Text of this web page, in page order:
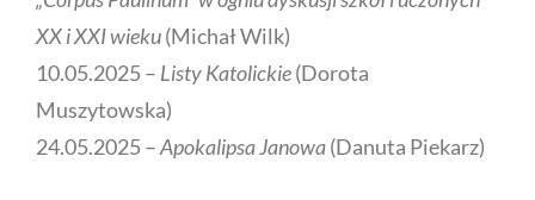
XX i XXI wieku(Michał Wilk)
10.05.2025 – Listy Katolickie(Dorota
Muszytowska)
24.05.2025 –Apokalipsa Janowa(Danuta Piekarz)